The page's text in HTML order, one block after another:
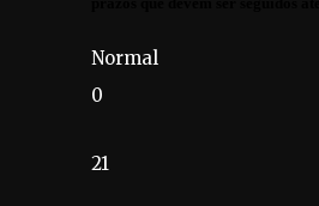
Normal
0
21